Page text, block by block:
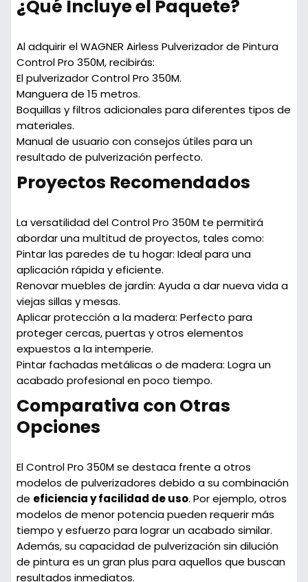
¿Qué Incluye el Paquete?
Al adquirir el WAGNER Airless Pulverizador de Pintura
Control Pro 350M, recibirás:
El pulverizador Control Pro 350M.
Manguera de 15 metros.
Boquillas y filtros adicionales para diferentes tipos de
materiales.
Manual de usuario con consejos útiles para un
resultado de pulverización perfecto.
Proyectos Recomendados
La versatilidad del Control Pro 350M te permitirá
abordar una multitud de proyectos, tales como:
Pintar las paredes de tu hogar: Ideal para una
aplicación rápida y eficiente.
Renovar muebles de jardín: Ayuda a dar nueva vida a
viejas sillas y mesas.
Aplicar protección a la madera: Perfecto para
proteger cercas, puertas y otros elementos
expuestos a la intemperie.
Pintar fachadas metálicas o de madera: Logra un
acabado profesional en poco tiempo.
Comparativa con Otras
Opciones
El Control Pro 350M se destaca frente a otros
modelos de pulverizadores debido a su combinación
de eficiencia y facilidad de uso. Por ejemplo, otros
modelos de menor potencia pueden requerir más
tiempo y esfuerzo para lograr un acabado similar.
Además, su capacidad de pulverización sin dilución
de pintura es un gran plus para aquellos que buscan
resultados inmediatos.